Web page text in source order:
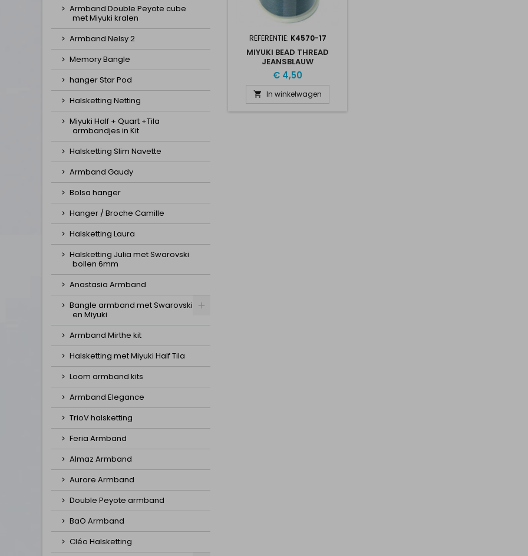
Armband Double Peyote cube
met Miyuki kralen
Armband Nelsy 2
Memory Bangle
hanger Star Pod
Halsketting Netting
Miyuki Half + Quart +Tila
armbandjes in Kit
Halsketting Slim Navette
Armband Gaudy
Bolsa hanger
Hanger / Broche Camille
Halsketting Laura
Halsketting Julia met Swarovski
bollen 6mm
Anastasia Armband
Bangle armband met Swarovski
en Miyuki
Armband Mirthe kit
Halsketting met Miyuki Half Tila
Loom armband kits
Armband Elegance
TrioV halsketting
Feria Armband
Almaz Armband
Aurore Armband
Double Peyote armband
BaO Armband
Cléo Halsketting
REFERENTIE: K4570-17
MIYUKI BEAD THREAD
JEANSBLAUW
€ 4,50
 In winkelwagen